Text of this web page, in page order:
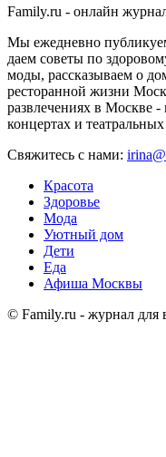
Family.ru - онлайн
Мы ежедневно
даем советы по
моды, рассказываем о
ресторанной жизни
развлечениях в Москве
концертах и
Свяжитесь с нами:
Красота
Здоровье
Мода
Уютный дом
Дети
Еда
Афиша Москвы
© Family.ru - журнал для